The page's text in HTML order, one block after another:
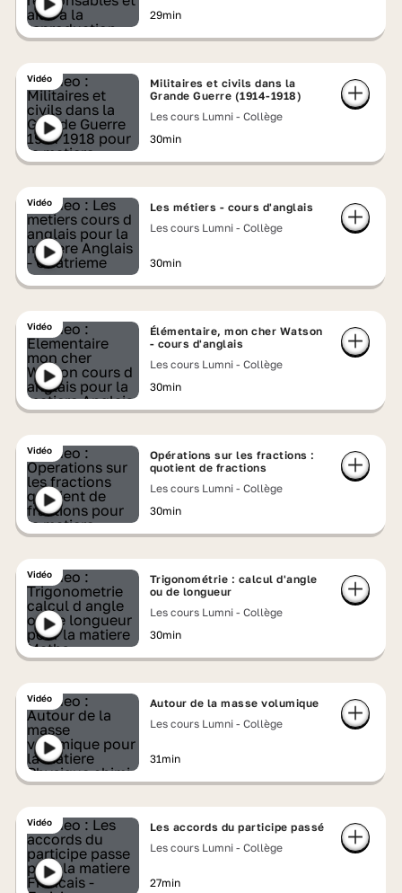
29min
Vidéo
Militaires et civils dans la
Grande Guerre (1914-1918)
Les cours Lumni - Collège
30min
Vidéo
Les métiers - cours d'anglais
Les cours Lumni - Collège
30min
Vidéo
Élémentaire, mon cher Watson
- cours d'anglais
Les cours Lumni - Collège
30min
Vidéo
Opérations sur les fractions :
quotient de fractions
Les cours Lumni - Collège
30min
Vidéo
Trigonométrie : calcul d'angle
ou de longueur
Les cours Lumni - Collège
30min
Vidéo
Autour de la masse volumique
Les cours Lumni - Collège
31min
Vidéo
Les accords du participe passé
Les cours Lumni - Collège
27min